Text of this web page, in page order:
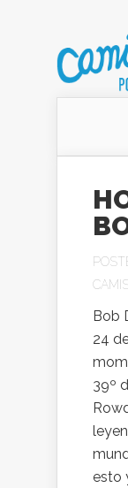
Bob
24
39º
esto